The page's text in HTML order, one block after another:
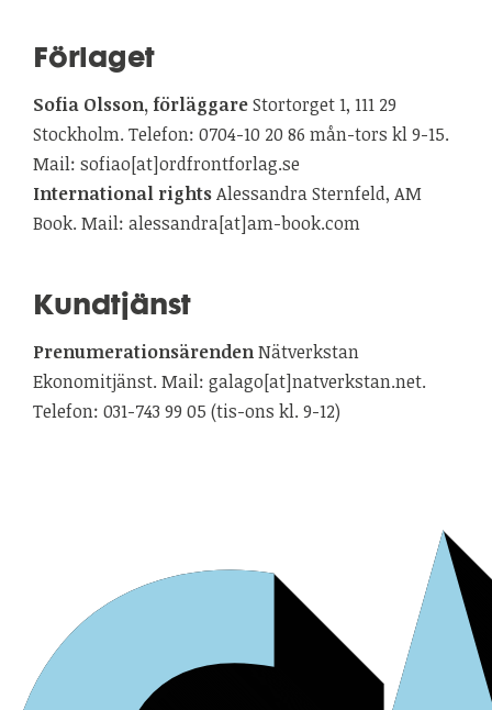
Förlaget
Sofia Olsson, förläggareStortorget 1, 111 29
Stockholm. Telefon: 0704-10 20 86 mån-tors kl 9-15.
Mail: sofiao[at]ordfrontforlag.se
International rightsAlessandra Sternfeld, AM
Book. Mail: alessandra[at]am-book.com
Kundtjänst
PrenumerationsärendenNätverkstan
Ekonomitjänst. Mail: galago[at]natverkstan.net.
Telefon: 031-743 99 05 (tis-ons kl. 9-12)